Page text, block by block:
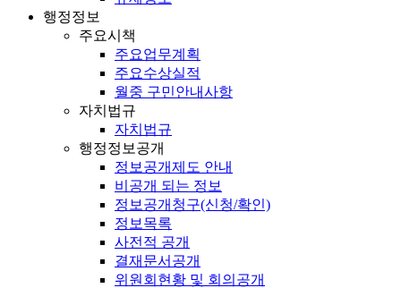
행정정보
주요시책
주요업무계획
주요수상실적
월중 구민안내사항
자치법규
자치법규
행정정보공개
정보공개제도 안내
비공개 되는 정보
정보공개청구(신청/확인)
정보목록
사전적 공개
결재문서공개
위원회현황 및 회의공개